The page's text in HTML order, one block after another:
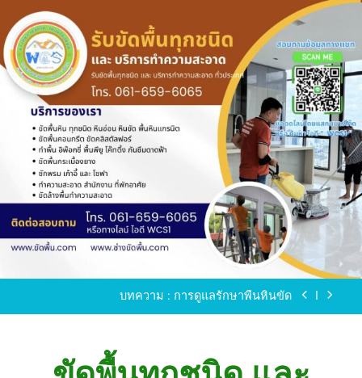
to
content
ขัดพื้นหินขัด อบต.แหลมบัวนครปฐม
ขัดพื้นหินอ่อน โทร.0616596065 ไลน์ WCS1
บทความ : การดูแลรักษาพื้นหินขัด
ขัดพื้นหินขัด อบต.แหลมบัวนครปฐม